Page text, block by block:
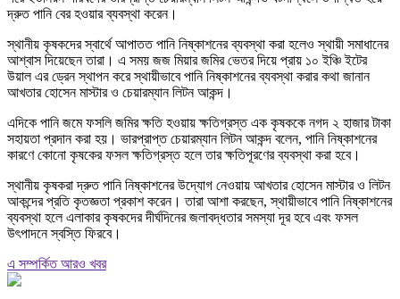
দ্রুত পানি বের হওয়ার ব্যবস্থা করেন।
স্থানীয় কৃষকদের স্বার্থে আপাতত পানি নিষ্কাশনের ব্যবস্থা করা হলেও স্থায়ী সমাধানের
আশ্বাস দিয়েছেন তারা। এ সময় জজ মিয়ার জমির ভেতর দিয়ে প্রায় ১০ ইঞ্চি ইটের
উয়াল এর ড্রেন স্থাপন করে স্থায়ীভাবে পানি নিষ্কাশনের ব্যবস্থা করার কথা জানান
আখতার হোসেন মাস্টার ও চেয়ারম্যান লিটন আকন্দ।
এদিকে পানি জমে ফসলি জমির ক্ষতি হওয়ায় ক্ষতিগ্রস্ত এক কৃষককে নগদ ২ হাজার টাকা
সহায়তা প্রদান করা হয়। ভারপ্রাপ্ত চেয়ারম্যান লিটন আকন্দ বলেন, পানি নিষ্কাশনের
কারণে কোনো কৃষকের ফসল ক্ষতিগ্রস্ত হলে তার ক্ষতিপূরণের ব্যবস্থা করা হবে।
স্থানীয় কৃষকরা দ্রুত পানি নিষ্কাশনের উদ্যোগ নেওয়ায় আখতার হোসেন মাস্টার ও লিটন
আকন্দের প্রতি কৃতজ্ঞতা প্রকাশ করেন। তারা আশা করছেন, স্থায়ীভাবে পানি নিষ্কাশনের
ব্যবস্থা হলে এলাকার কৃষকদের দীর্ঘদিনের জলাবদ্ধতার সমস্যা দূর হবে এবং ফসল
উৎপাদনে স্বস্তি ফিরবে।
এ সম্পর্কিত আরও খবর